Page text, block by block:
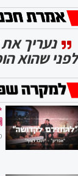
נעריך
לפני שהוא